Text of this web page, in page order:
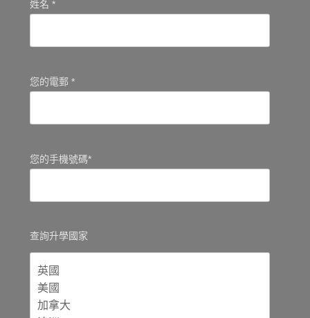
姓名 *
您的電郵 *
您的手機號碼*
查詢升學國家